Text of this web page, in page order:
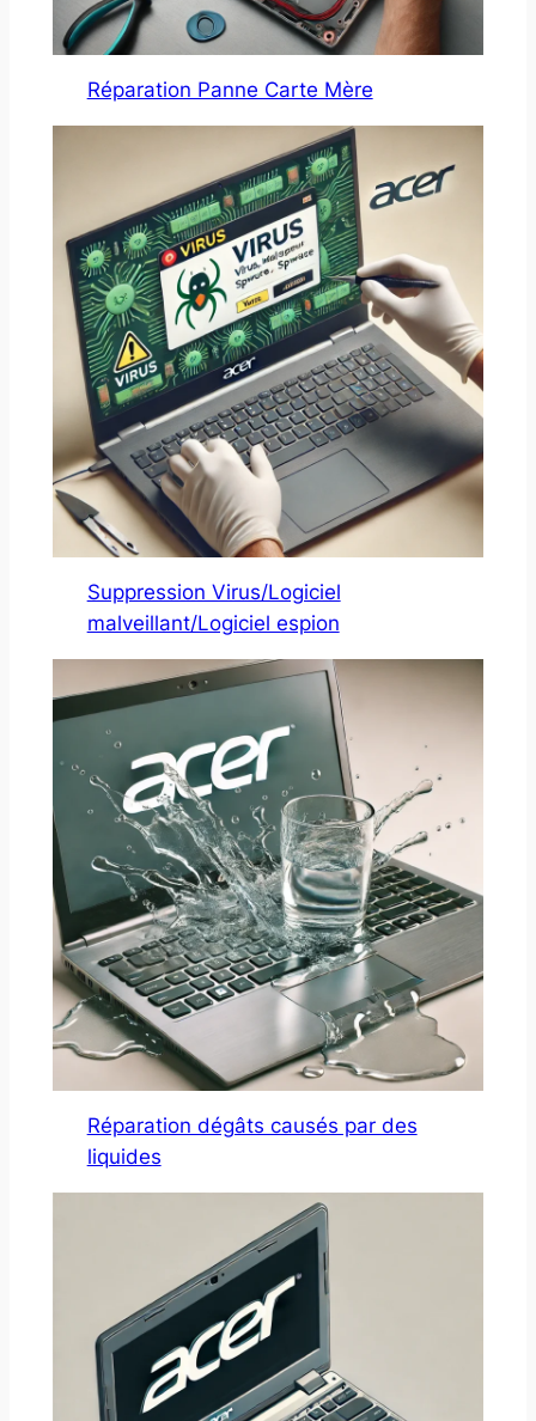
Réparation Panne Carte Mère
Suppression Virus/Logiciel
malveillant/Logiciel espion
Réparation dégâts causés par des
liquides